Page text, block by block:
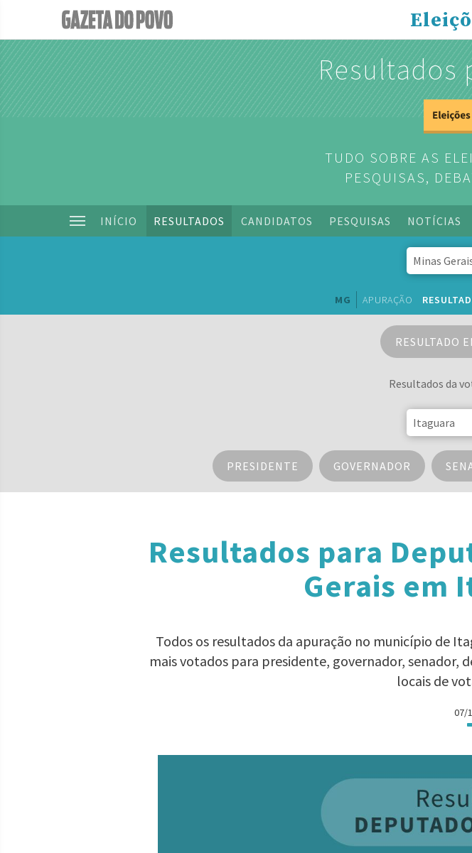
Resultados
TUDO SOBRE AS
PESQUISAS,
INÍCIO RESULTADOS CANDIDATOS PESQUISAS NOTÍCIAS
MG APURAÇÃO
RESULTADO
Resultados da
PRESIDENTE GOVERNADOR
Resultados para
Gerais em
Todos os resultados da apuração no município de
mais votados para presidente, governador,
locais de
07/